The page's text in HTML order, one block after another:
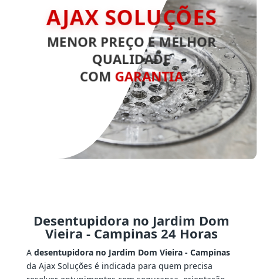
AJAX SOLUÇÕES
MENOR PREÇO E MELHOR
QUALIDADE
COM GARANTIA
Desentupidora no Jardim Dom
Vieira - Campinas 24 Horas
A desentupidora no Jardim Dom Vieira - Campinas
da Ajax Soluções é indicada para quem precisa